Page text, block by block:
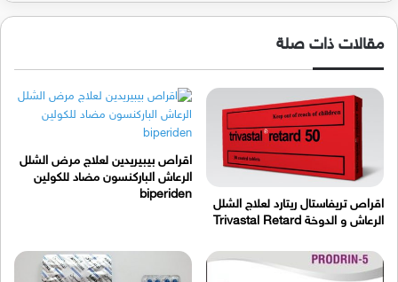
مقالات ذات صلة
اقراص تريفاستال ريتارد لعلاج الشلل
الرعاش و الدوخة Trivastal Retard
اقراص بيبيريدين لعلاج مرض الشلل
الرعاش الباركنسون مضاد للكولين
biperiden